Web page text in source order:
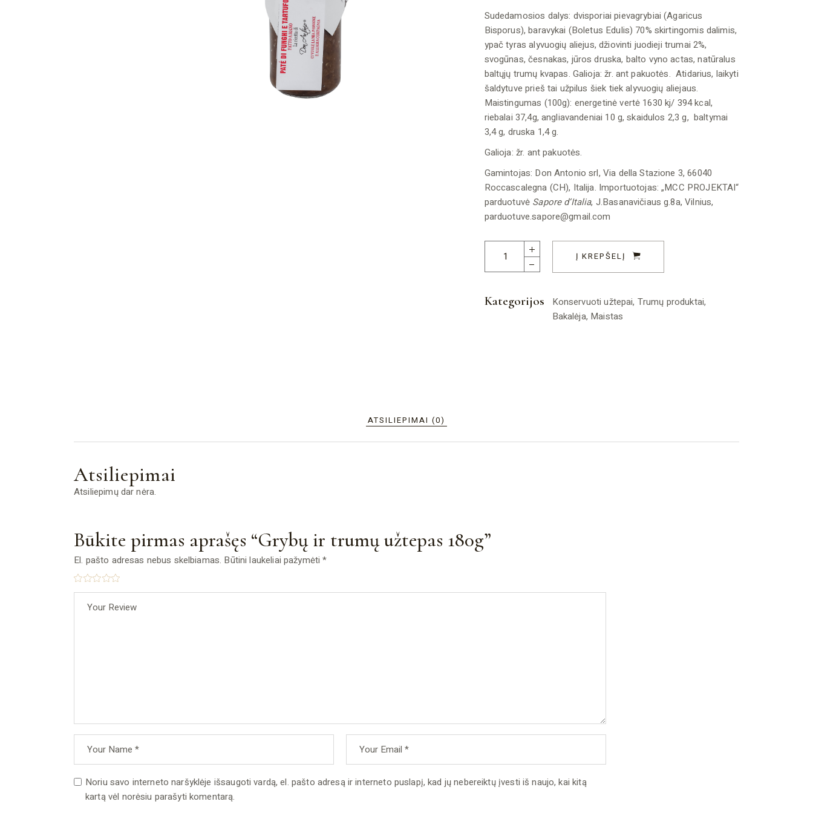
Sudedamosios dalys: dvisporiai pievagrybiai (Agaricus
Bisporus), baravykai (Boletus Edulis) 70% skirtingomis dalimis,
ypač tyras alyvuogių aliejus, džiovinti juodieji trumai 2%,
svogūnas, česnakas, jūros druska, balto vyno actas, natūralus
baltųjų trumų kvapas. Galioja: žr. ant pakuotės. Atidarius, laikyti
šaldytuve prieš tai užpilus šiek tiek alyvuogių aliejaus.
Maistingumas (100g): energetinė vertė 1630 kj/ 394 kcal,
riebalai 37,4g, angliavandeniai 10 g, skaidulos 2,3 g, baltymai
3,4 g, druska 1,4 g.
Galioja: žr. ant pakuotės.
Gamintojas: Don Antonio srl, Via della Stazione 3, 66040
Roccascalegna (CH), Italija. Importuotojas: „MCC PROJEKTAI“
parduotuvė Sapore d‘Italia, J.Basanavičiaus g.8a, Vilnius,
parduotuve.sapore@gmail.com
Grybų ir trumų užtepas 180g quantity
Į KREPŠELĮ
Kategorijos Konservuoti užtepai, Trumų produktai,
Bakalėja, Maistas
ATSILIEPIMAI (0)
Atsiliepimai
Atsiliepimų dar nėra.
Būkite pirmas aprašęs “Grybų ir trumų užtepas 180g”
El. pašto adresas nebus skelbiamas. Būtini laukeliai pažymėti*
Noriu savo interneto naršyklėje išsaugoti vardą, el. pašto adresą ir interneto puslapį, kad jų nebereiktų įvesti iš naujo, kai kitą
kartą vėl norėsiu parašyti komentarą.